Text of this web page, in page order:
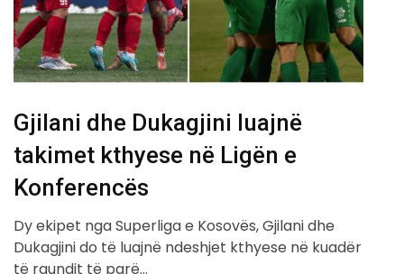
Gjilani dhe Dukagjini luajnë
takimet kthyese në Ligën e
Konferencës
Dy ekipet nga Superliga e Kosovës, Gjilani dhe
Dukagjini do të luajnë ndeshjet kthyese në kuadër
të raundit të parë…